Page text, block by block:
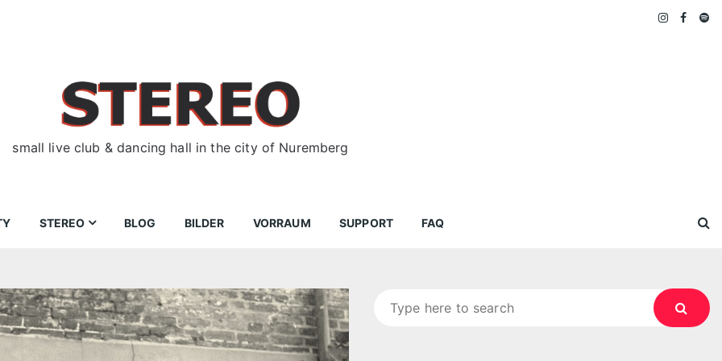
small live club & dancing hall in the city of Nuremberg
STEREO
Wegbeschreibung
BLOG BILDER VORRAUM SUPPORT FAQ
for: